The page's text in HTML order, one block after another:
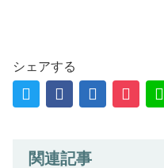
シェアする
関連記事